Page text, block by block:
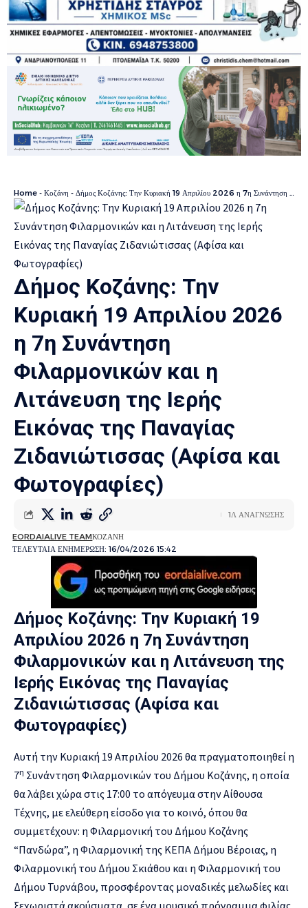
Home - Κοζάνη - Δήμος Κοζάνης: Την Κυριακή 19 Απριλίου 2026 η 7η Συνάντηση Φιλαρμονικών και η Λιτάνευση της Ιερής Εικόνας της Παναγίας Ζιδανιώτισσας (Αφίσα και Φωτογραφίες)
Δήμος Κοζάνης: Την
Κυριακή 19 Απριλίου 2026
η 7η Συνάντηση
Φιλαρμονικών και η
Λιτάνευση της Ιερής
Εικόνας της Παναγίας
Ζιδανιώτισσας (Αφίσα και
Φωτογραφίες)
ΤΕΛΕΥΤΑΙΑ ΕΝΗΜΕΡΩΣΗ: 16/04/2026 15:42
EORDAIALIVE TEAMΚΟΖΑΝΗ
1Λ ΑΝΑΓΝΩΣΗΣ
Δήμος Κοζάνης: Την Κυριακή 19
Απριλίου 2026 η 7η Συνάντηση
Φιλαρμονικών και η Λιτάνευση της
Ιερής Εικόνας της Παναγίας
Ζιδανιώτισσας (Αφίσα και
Φωτογραφίες)
Αυτή την Κυριακή 19 Απριλίου 2026 θα πραγματοποιηθεί η
7η Συνάντηση Φιλαρμονικών του Δήμου Κοζάνης, η οποία
θα λάβει χώρα στις 17:00 το απόγευμα στην Αίθουσα
Τέχνης, με ελεύθερη είσοδο για το κοινό, όπου θα
συμμετέχουν: η Φιλαρμονική του Δήμου Κοζάνης
“Πανδώρα”, η Φιλαρμονική της ΚΕΠΑ Δήμου Βέροιας, η
Φιλαρμονική του Δήμου Σκιάθου και η Φιλαρμονική του
Δήμου Τυρνάβου, προσφέροντας μοναδικές μελωδίες και
ξεχωριστά ακούσματα, σε ένα μουσικό πρόγραμμα φιλίας